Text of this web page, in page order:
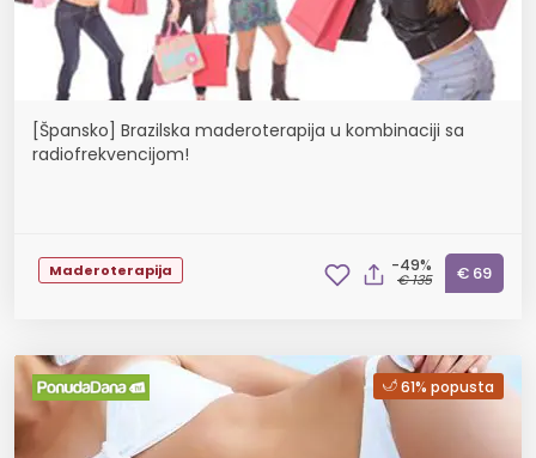
[Špansko] Brazilska maderoterapija u kombinaciji sa
radiofrekvencijom!
Maderoterapija -49%
€ 135 € 69
61% popusta